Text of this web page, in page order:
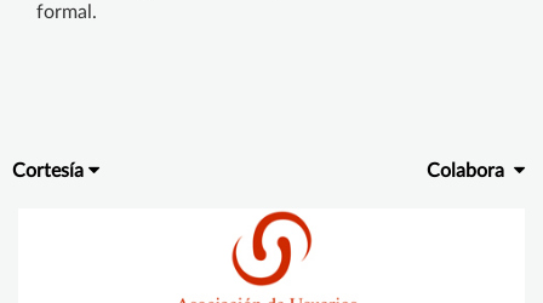
formal.
Cortesía Colabora